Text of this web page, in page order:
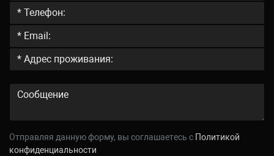
Отправляя данную форму, вы соглашаетесь c Политикой
конфиденциальности